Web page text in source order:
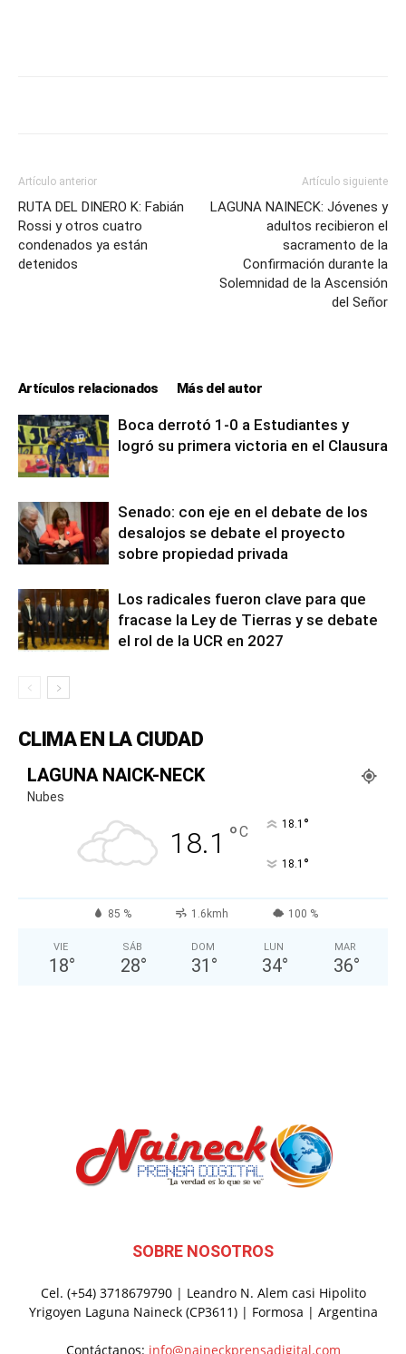
Artículo anterior
RUTA DEL DINERO K: Fabián
Rossi y otros cuatro
condenados ya están
detenidos
Artículo siguiente
LAGUNA NAINECK: Jóvenes y
adultos recibieron el
sacramento de la
Confirmación durante la
Solemnidad de la Ascensión
del Señor
Artículos relacionados Más del autor
Boca derrotó 1-0 a Estudiantes y
logró su primera victoria en el Clausura
Senado: con eje en el debate de los
desalojos se debate el proyecto
sobre propiedad privada
Los radicales fueron clave para que
fracase la Ley de Tierras y se debate
el rol de la UCR en 2027
CLIMA EN LA CIUDAD
LAGUNA NAICK-NECK
Nubes
18.1 °C 18.1 °
18.1 °
85 % 1.6kmh 100 %
VIE
18°
SÁB
28°
DOM
31 °
LUN
34°
MAR
36°
SOBRE NOSOTROS
Cel. (+54) 3718679790 | Leandro N. Alem casi Hipolito
Yrigoyen Laguna Naineck (CP3611) | Formosa | Argentina
Contáctanos: info@naineckprensadigital.com